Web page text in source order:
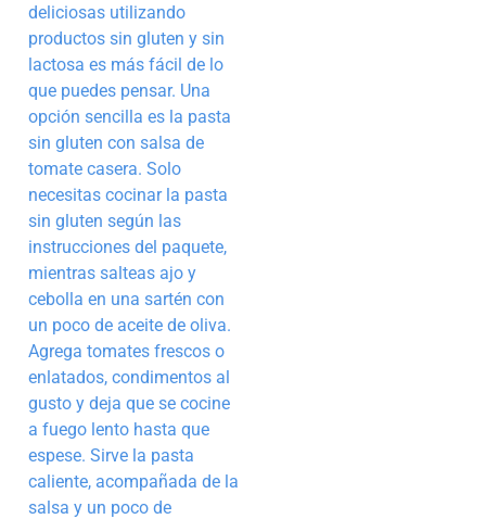
deliciosas utilizando
productos sin gluten y sin
lactosa es más fácil de lo
que puedes pensar. Una
opción sencilla es la pasta
sin gluten con salsa de
tomate casera. Solo
necesitas cocinar la pasta
sin gluten según las
instrucciones del paquete,
mientras salteas ajo y
cebolla en una sartén con
un poco de aceite de oliva.
Agrega tomates frescos o
enlatados, condimentos al
gusto y deja que se cocine
a fuego lento hasta que
espese. Sirve la pasta
caliente, acompañada de la
salsa y un poco de